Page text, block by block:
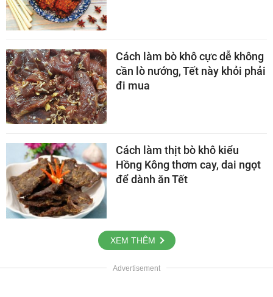
Cách làm bò khô cực dễ không
cần lò nướng, Tết này khỏi phải
đi mua
Cách làm thịt bò khô kiểu
Hồng Kông thơm cay, dai ngọt
để dành ăn Tết
XEM THÊM